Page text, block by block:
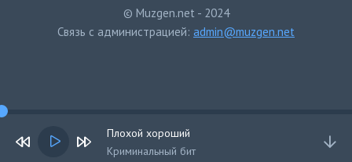
© Muzgen.net - 2024
Связь с администрацией: admin@muzgen.net
Плохой хороший
Криминальный бит